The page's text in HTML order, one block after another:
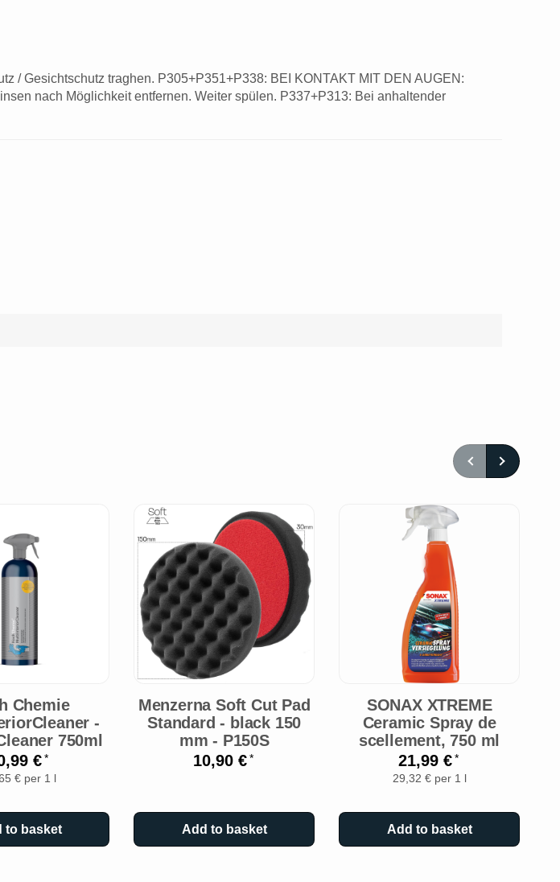
/ Gesichtschutz traghen. P305+P351+P338: BEI KONTAKT MIT DEN AUGEN:
nach Möglichkeit entfernen. Weiter spülen. P337+P313: Bei anhaltender
Chemie
-
750ml
€*
€ per 1 l
to basket
Menzerna Soft Cut Pad
Standard - black 150
mm - P150S
10,90 €*
Add to basket
SONAX XTREME
Ceramic Spray de
scellement, 750 ml
21,99 €*
29,32 € per 1 l
Add to basket